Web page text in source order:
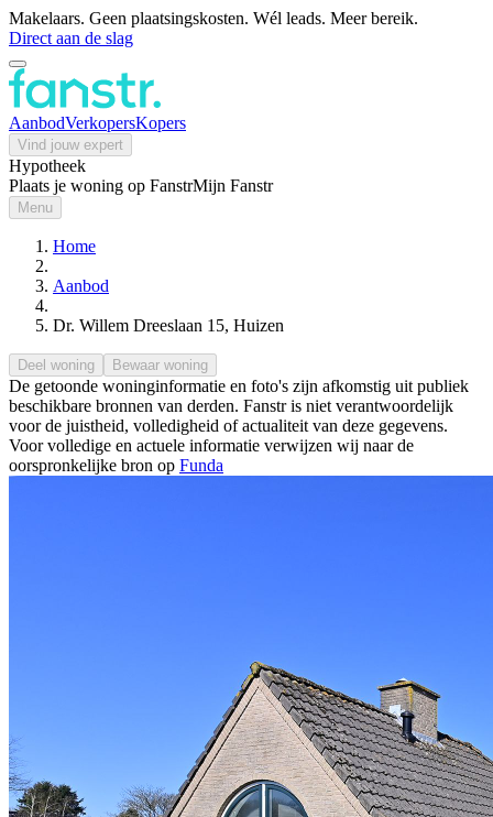
Makelaars. Geen plaatsingskosten. Wél leads. Meer bereik.
Direct aan de slag
AanbodVerkopersKopers
Vind jouw expert
Hypotheek
Plaats je woning op FanstrMijn Fanstr
Menu
Home
Aanbod
Dr. Willem Dreeslaan 15, Huizen
Deel woning Bewaar woning
De getoonde woninginformatie en foto's zijn afkomstig uit publiek
beschikbare bronnen van derden. Fanstr is niet verantwoordelijk
voor de juistheid, volledigheid of actualiteit van deze gegevens.
Voor volledige en actuele informatie verwijzen wij naar de
oorspronkelijke bron op Funda